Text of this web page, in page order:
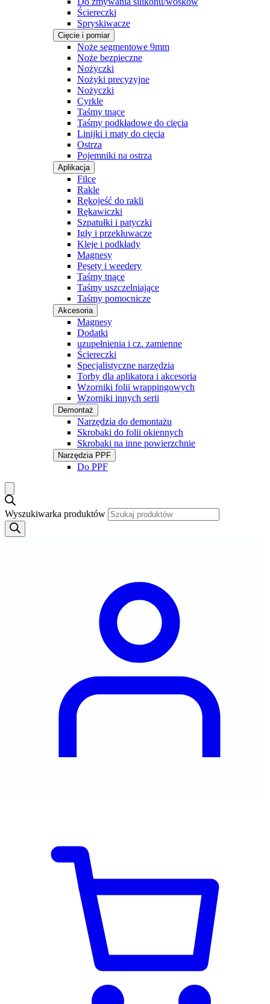
Ściereczki
Spryskiwacze
Cięcie i pomiar
Noże segmentowe 9mm
Noże bezpieczne
Nożyczki
Nożyki precyzyjne
Nożyczki
Cyrkle
Taśmy tnące
Taśmy podkładowe do cięcia
Linijki i maty do cięcia
Ostrza
Pojemniki na ostrza
Aplikacja
Filce
Rakle
Rękojeść do rakli
Rękawiczki
Szpatułki i patyczki
Igły i przekłuwacze
Kleje i podkłady
Magnesy
Pęsety i weedery
Taśmy tnące
Taśmy uszczelniające
Taśmy pomocnicze
Akcesoria
Magnesy
Dodatki
uzupełnienia i cz. zamienne
Ściereczki
Specjalistyczne narzędzia
Torby dla aplikatora i akcesoria
Wzorniki folii wrappingowych
Wzorniki innych serii
Demontaż
Narzędzia do demontażu
Skrobaki do folii okiennych
Skrobaki na inne powierzchnie
Narzędzia PPF
Do PPF
Wyszukiwarka produktów